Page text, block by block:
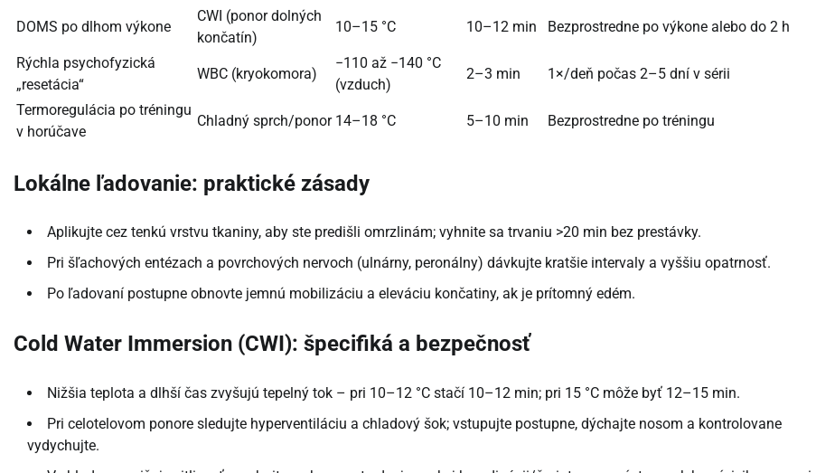
DOMS po dlhom výkone
CWI (ponor dolných
končatín)
10–15 °C 10–12 min Bezprostredne po výkone alebo do 2 h
Rýchla psychofyzická
„resetácia“
WBC (kryokomora)
−110 až −140 °C
(vzduch)
2–3 min 1×/deň počas 2–5 dní v sérii
Termoregulácia po tréningu
v horúčave
Chladný sprch/ponor 14–18 °C 5–10 min Bezprostredne po tréningu
Lokálne ľadovanie: praktické zásady
Aplikujte cez tenkú vrstvu tkaniny, aby ste predišli omrzlinám; vyhnite sa trvaniu >20 min bez prestávky.
Pri šľachových entézach a povrchových nervoch (ulnárny, peronálny) dávkujte kratšie intervaly a vyššiu opatrnosť.
Po ľadovaní postupne obnovte jemnú mobilizáciu a eleváciu končatiny, ak je prítomný edém.
Cold Water Immersion (CWI): špecifiká a bezpečnosť
Nižšia teplota a dlhší čas zvyšujú tepelný tok – pri 10–12 °C stačí 10–12 min; pri 15 °C môže byť 12–15 min.
Pri celotelovom ponore sledujte hyperventiláciu a chladový šok; vstupujte postupne, dýchajte nosom a kontrolovane
vydychujte.